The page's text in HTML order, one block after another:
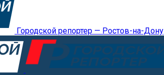
Городской репортер — Ростов-на-Дону